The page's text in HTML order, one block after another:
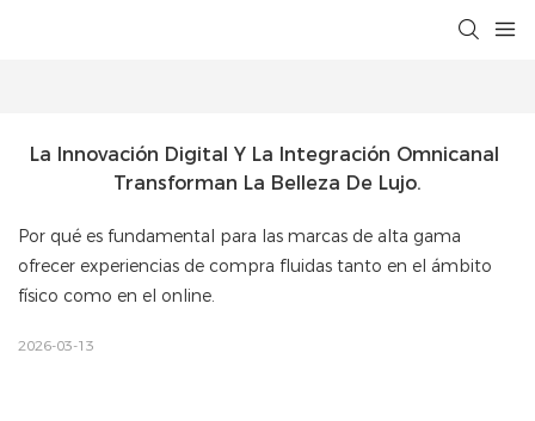
La Innovación Digital Y La Integración Omnicanal
Transforman La Belleza De Lujo.
Por qué es fundamental para las marcas de alta gama
ofrecer experiencias de compra fluidas tanto en el ámbito
físico como en el online.
2026-03-13